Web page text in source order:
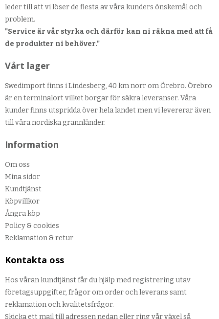
leder till att vi löser de flesta av våra kunders önskemål och
problem.
"Service är vår styrka och därför kan ni räkna med att få
de produkter ni behöver."
Vårt lager
Swedimport finns i Lindesberg, 40 km norr om Örebro. Örebro
är en terminalort vilket borgar för säkra leveranser. Våra
kunder finns utspridda över hela landet men vi levererar även
till våra nordiska grannländer.
Information
Om oss
Mina sidor
Kundtjänst
Köpvillkor
Ångra köp
Policy & cookies
Reklamation & retur
Kontakta oss
Hos våran kundtjänst får du hjälp med registrering utav
företagsuppgifter, frågor om order och leverans samt
reklamation och kvalitetsfrågor.
Skicka ett mail till adressen nedan eller ring vår växel så